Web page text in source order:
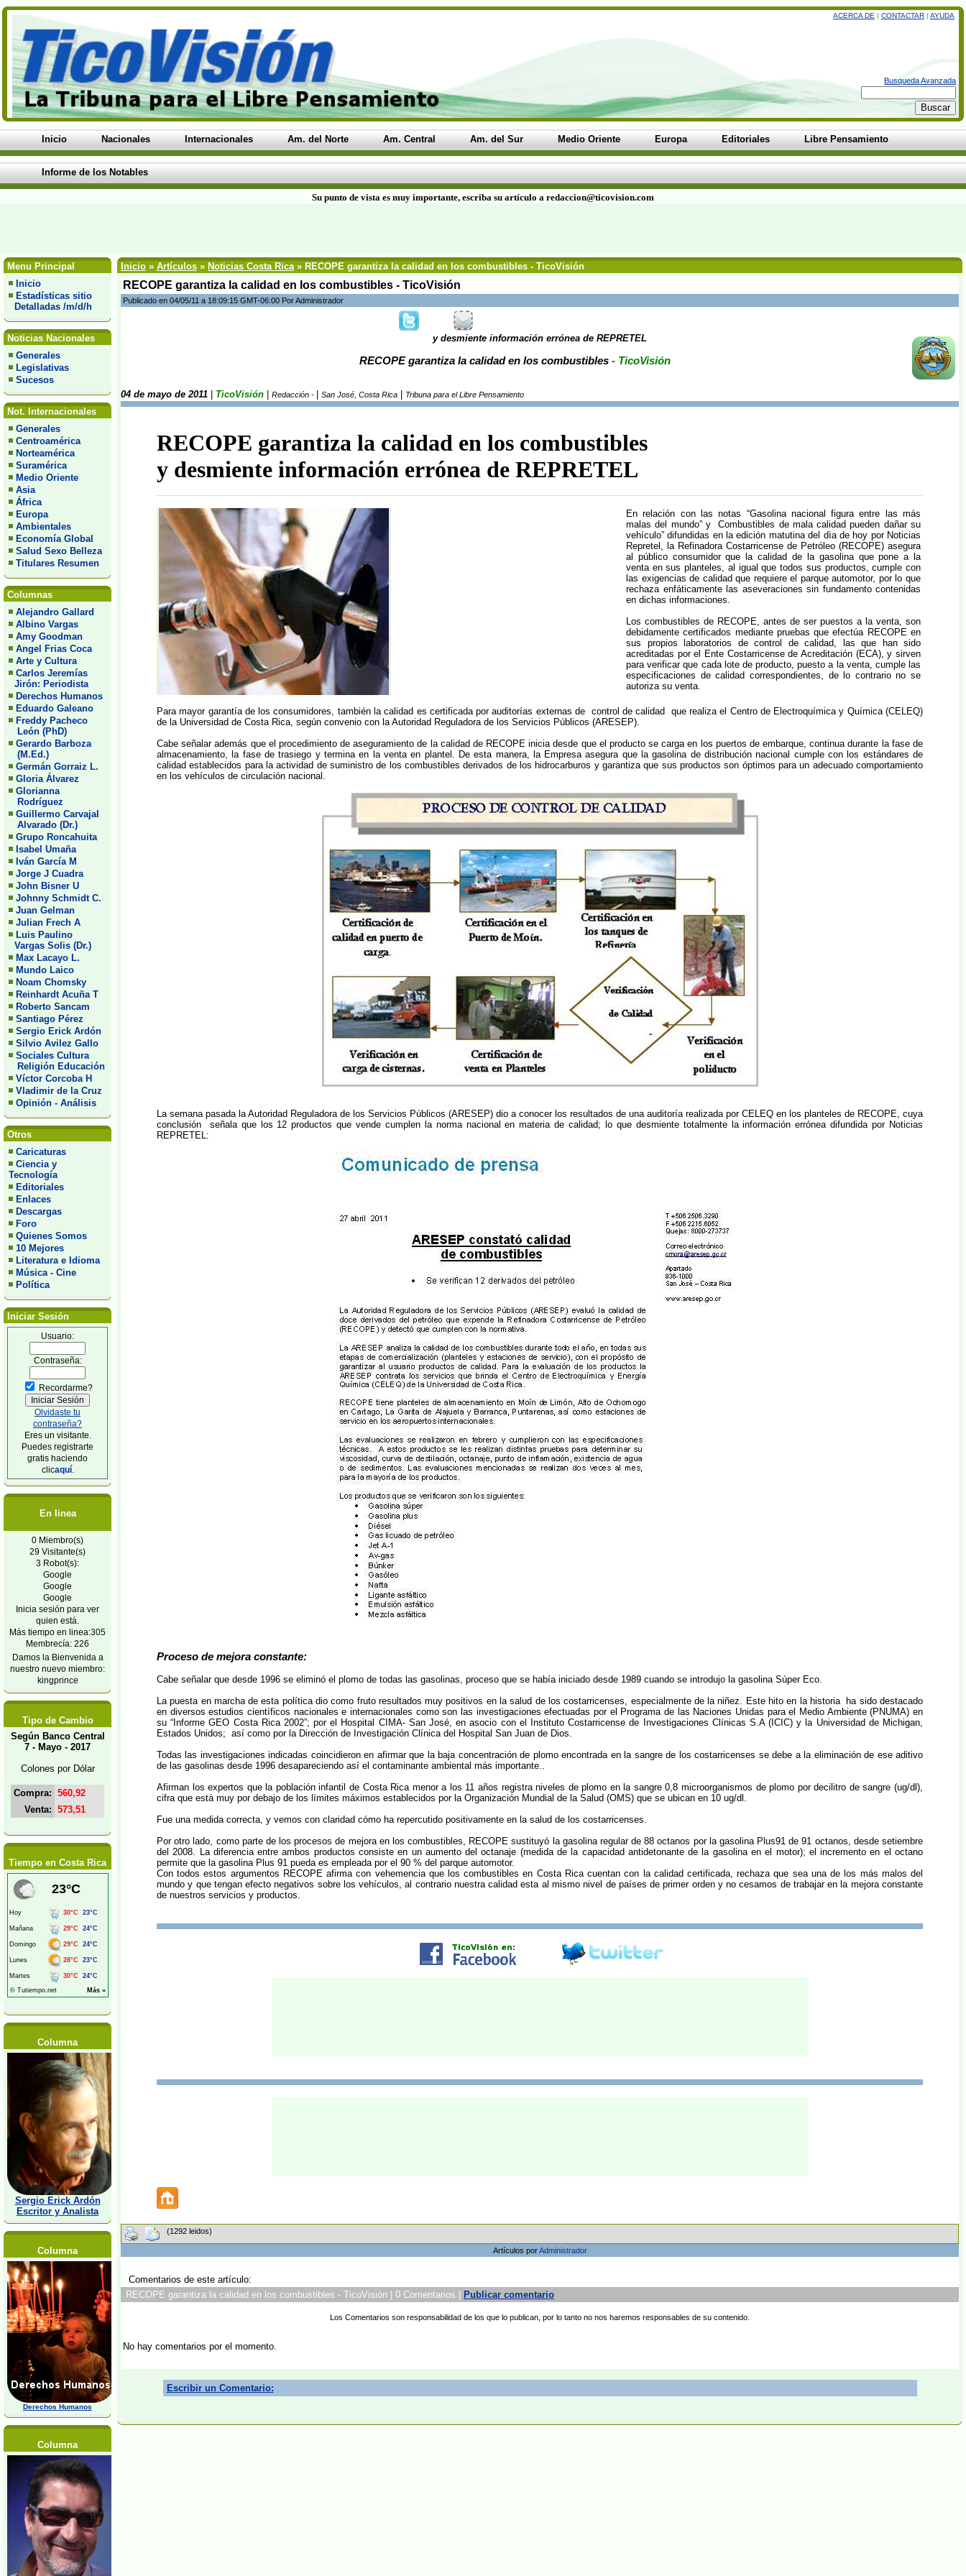
ACERCA DE | CONTACTAR | AYUDA
Busqueda Avanzada
Inicio Nacionales Internacionales Am. del Norte Am. Central Am. del Sur Medio Oriente Europa Editoriales Libre Pensamiento
Informe de los Notables
Su punto de vista es muy importante, escriba su artículo a redaccion@ticovision.com
Menu Principal
Inicio
Estadísticas sitio
Detalladas /m/d/h
Noticias Nacionales
Generales
Legislativas
Sucesos
Not. Internacionales
Generales
Centroamérica
Norteamérica
Suramérica
Medio Oriente
Asia
África
Europa
Ambientales
Economía Global
Salud Sexo Belleza
Titulares Resumen
Columnas
Alejandro Gallard
Albino Vargas
Amy Goodman
Angel Frias Coca
Arte y Cultura
Carlos Jeremías
Jirón: Periodista
Derechos Humanos
Eduardo Galeano
Freddy Pacheco
León (PhD)
Gerardo Barboza
(M.Ed.)
Germán Gorraiz L.
Gloria Álvarez
Glorianna
Rodríguez
Guillermo Carvajal
Alvarado (Dr.)
Grupo Roncahuita
Isabel Umaña
Iván García M
Jorge J Cuadra
John Bisner U
Johnny Schmidt C.
Juan Gelman
Julian Frech A
Luis Paulino
Vargas Solis (Dr.)
Max Lacayo L.
Mundo Laico
Noam Chomsky
Reinhardt Acuña T
Roberto Sancam
Santiago Pérez
Sergio Erick Ardón
Silvio Avilez Gallo
Sociales Cultura
Religión Educación
Víctor Corcoba H
Vladimir de la Cruz
Opinión - Análisis
Otros
Caricaturas
Ciencia y
Tecnología
Editoriales
Enlaces
Descargas
Foro
Quienes Somos
10 Mejores
Literatura e Idioma
Música - Cine
Política
Iniciar Sesión
Usuario:
Contraseña:
Recordarme?
Olvidaste tu
contraseña?
Eres un visitante.
Puedes registrarte
gratis haciendo
clicaquí.
En linea
0 Miembro(s)
29 Visitante(s)
3 Robot(s):
Google
Google
Google
Inicia sesión para ver
quien está.
Más tiempo en linea:305
Membrecía: 226
Damos la Bienvenida a
nuestro nuevo miembro:
kingprince
Tipo de Cambio
Según Banco Central
7 - Mayo - 2017
Colones por Dólar
Compra: 560,92
Venta: 573,51
Tiempo en Costa Rica
Columna
Sergio Erick Ardón
Escritor y Analista
Columna
Derechos Humanos
Columna
Inicio » Artículos » Noticias Costa Rica» RECOPE garantiza la calidad en los combustibles - TicoVisión
RECOPE garantiza la calidad en los combustibles - TicoVisión
Publicado en 04/05/11 a 18:09:15 GMT-06:00 Por Administrador
y desmiente información errónea de REPRETEL
RECOPE garantiza la calidad en los combustibles- TicoVisión
04 de mayo de 2011 TicoVisión Redacción - San José, Costa Rica Tribuna para el Libre Pensamiento
RECOPE garantiza la calidad en los combustibles
y desmiente información errónea de REPRETEL
En relación con las notas “Gasolina nacional figura entre las más
malas del mundo” y Combustibles de mala calidad pueden dañar su
vehículo” difundidas en la edición matutina del dìa de hoy por Noticias
Repretel, la Refinadora Costarricense de Petróleo (RECOPE) asegura
al público consumidor que la calidad de la gasolina que pone a la
venta en sus planteles, al igual que todos sus productos, cumple con
las exigencias de calidad que requiere el parque automotor, por lo que
rechaza enfáticamente las aseveraciones sin fundamento contenidas
en dichas informaciones.
Los combustibles de RECOPE, antes de ser puestos a la venta, son
debidamente certificados mediante pruebas que efectúa RECOPE en
sus propios laboratorios de control de calidad, las que han sido
acreditadas por el Ente Costarricense de Acreditación (ECA), y sirven
para verificar que cada lote de producto, puesto a la venta, cumple las
especificaciones de calidad correspondientes, de lo contrario no se
autoriza su venta.
Para mayor garantía de los consumidores, también la calidad es certificada por auditorías externas de control de calidad que realiza el Centro de Electroquímica y Química (CELEQ)
de la Universidad de Costa Rica, según convenio con la Autoridad Reguladora de los Servicios Públicos (ARESEP).
Cabe señalar además que el procedimiento de aseguramiento de la calidad de RECOPE inicia desde que el producto se carga en los puertos de embarque, continua durante la fase de
almacenamiento, la fase de trasiego y termina en la venta en plantel. De esta manera, la Empresa asegura que la gasolina de distribución nacional cumple con los estándares de
calidad establecidos para la actividad de suministro de los combustibles derivados de los hidrocarburos y garantiza que sus productos son óptimos para un adecuado comportamiento
en los vehículos de circulación nacional.
La semana pasada la Autoridad Reguladora de los Servicios Públicos (ARESEP) dio a conocer los resultados de una auditoría realizada por CELEQ en los planteles de RECOPE, cuya
conclusión señala que los 12 productos que vende cumplen la norma nacional en materia de calidad; lo que desmiente totalmente la información errónea difundida por Noticias
REPRETEL:
Proceso de mejora constante:
Cabe señalar que desde 1996 se eliminó el plomo de todas las gasolinas, proceso que se había iniciado desde 1989 cuando se introdujo la gasolina Súper Eco.
La puesta en marcha de esta política dio como fruto resultados muy positivos en la salud de los costarricenses, especialmente de la niñez. Este hito en la historia ha sido destacado
en diversos estudios científicos nacionales e internacionales como son las investigaciones efectuadas por el Programa de las Naciones Unidas para el Medio Ambiente (PNUMA) en
su “Informe GEO Costa Rica 2002”; por el Hospital CIMA- San José, en asocio con el Instituto Costarricense de Investigaciones Clínicas S.A (ICIC) y la Universidad de Michigan,
Estados Unidos; así como por la Dirección de Investigación Clínica del Hospital San Juan de Dios.
Todas las investigaciones indicadas coincidieron en afirmar que la baja concentración de plomo encontrada en la sangre de los costarricenses se debe a la eliminación de ese aditivo
de las gasolinas desde 1996 desapareciendo así el contaminante ambiental más importante..
Afirman los expertos que la población infantil de Costa Rica menor a los 11 años registra niveles de plomo en la sangre 0,8 microorganismos de plomo por decilitro de sangre (ug/dl),
cifra que está muy por debajo de los límites máximos establecidos por la Organización Mundial de la Salud (OMS) que se ubican en 10 ug/dl.
Fue una medida correcta, y vemos con claridad cómo ha repercutido positivamente en la salud de los costarricenses.
Por otro lado, como parte de los procesos de mejora en los combustibles, RECOPE sustituyó la gasolina regular de 88 octanos por la gasolina Plus91 de 91 octanos, desde setiembre
del 2008. La diferencia entre ambos productos consiste en un aumento del octanaje (medida de la capacidad antidetonante de la gasolina en el motor); el incremento en el octano
permite que la gasolina Plus 91 pueda es empleada por el 90 % del parque automotor.
Con todos estos argumentos RECOPE afirma con vehemencia que los combustibles en Costa Rica cuentan con la calidad certificada, rechaza que sea una de los más malos del
mundo y que tengan efecto negativos sobre los vehículos, al contrario nuestra calidad esta al mismo nivel de países de primer orden y no cesamos de trabajar en la mejora constante
de nuestros servicios y productos.
(1292 leidos)
Artículos porAdministrador
Comentarios de este artículo:
RECOPE garantiza la calidad en los combustibles - TicoVisión | 0 Comentarios |
Publicar comentario
Los Comentarios son responsabilidad de los que lo publican, por lo tanto no nos haremos responsables de su contenido.
No hay comentarios por el momento.
Escribir un Comentario: